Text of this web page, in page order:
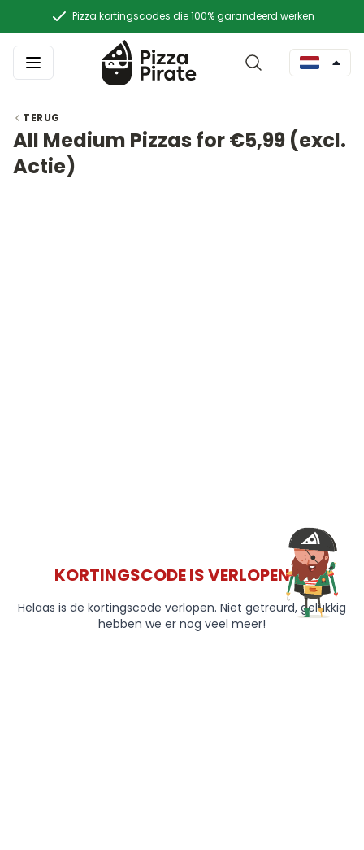
Pizza kortingscodes die 100% garandeerd werken
TERUG
All Medium Pizzas for €5,99 (excl.
Actie)
KORTINGSCODE IS VERLOPEN 😞
Helaas is de kortingscode verlopen. Niet getreurd, gelukkig
hebben we er nog veel meer!